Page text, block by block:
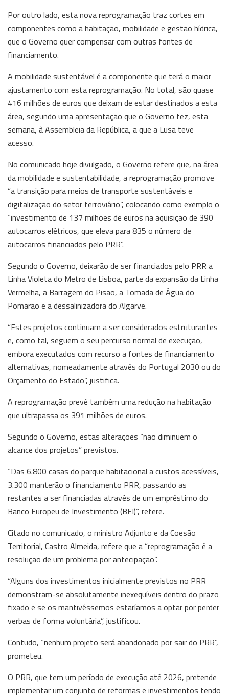
Por outro lado, esta nova reprogramação traz cortes em
componentes como a habitação, mobilidade e gestão hídrica,
que o Governo quer compensar com outras fontes de
financiamento.
A mobilidade sustentável é a componente que terá o maior
ajustamento com esta reprogramação. No total, são quase
416 milhões de euros que deixam de estar destinados a esta
área, segundo uma apresentação que o Governo fez, esta
semana, à Assembleia da República, a que a Lusa teve
acesso.
No comunicado hoje divulgado, o Governo refere que, na área
da mobilidade e sustentabilidade, a reprogramação promove
“a transição para meios de transporte sustentáveis e
digitalização do setor ferroviário”, colocando como exemplo o
“investimento de 137 milhões de euros na aquisição de 390
autocarros elétricos, que eleva para 835 o número de
autocarros financiados pelo PRR”.
Segundo o Governo, deixarão de ser financiados pelo PRR a
Linha Violeta do Metro de Lisboa, parte da expansão da Linha
Vermelha, a Barragem do Pisão, a Tomada de Água do
Pomarão e a dessalinizadora do Algarve.
“Estes projetos continuam a ser considerados estruturantes
e, como tal, seguem o seu percurso normal de execução,
embora executados com recurso a fontes de financiamento
alternativas, nomeadamente através do Portugal 2030 ou do
Orçamento do Estado”, justifica.
A reprogramação prevê também uma redução na habitação
que ultrapassa os 391 milhões de euros.
Segundo o Governo, estas alterações “não diminuem o
alcance dos projetos” previstos.
“Das 6.800 casas do parque habitacional a custos acessíveis,
3.300 manterão o financiamento PRR, passando as
restantes a ser financiadas através de um empréstimo do
Banco Europeu de Investimento (BEI)”, refere.
Citado no comunicado, o ministro Adjunto e da Coesão
Territorial, Castro Almeida, refere que a “reprogramação é a
resolução de um problema por antecipação”.
“Alguns dos investimentos inicialmente previstos no PRR
demonstram-se absolutamente inexequíveis dentro do prazo
fixado e se os mantivéssemos estaríamos a optar por perder
verbas de forma voluntária”, justificou.
Contudo, “nenhum projeto será abandonado por sair do PRR”,
prometeu.
O PRR, que tem um período de execução até 2026, pretende
implementar um conjunto de reformas e investimentos tendo